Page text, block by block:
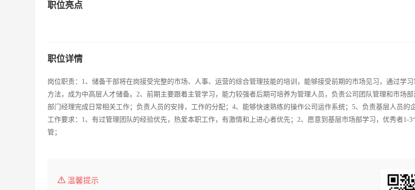
职位亮点
职位详情
岗位职责：1、储备干部将在岗接受完整的市场、人事、运营的综合管理技能的培训，能够接受前期的市场见习，通过学
方法，成为中高层人才储备。2、前期主要跟着主管学习，能力较强者后期可培养为管理人员，负责公司团队管理和市场部
部门经理完成日常相关工作；负责人员的安排，工作的分配；4、能够快速熟练的操作公司运作系统；5、负责基层人员的
工作要求：1、有过管理团队的经验优先，热爱本职工作，有激情和上进心者优先；2、愿意到基层市场部学习，优秀者1-3
管；
温馨提示